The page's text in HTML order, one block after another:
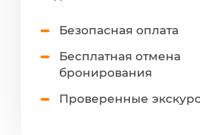
Безопасная оплата
Бесплатная отмена
бронирования
Проверенные